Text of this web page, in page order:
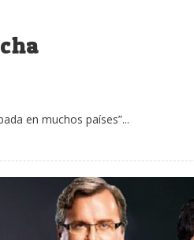
en muchos países”...